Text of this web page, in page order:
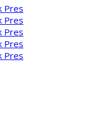
Pres
Pres
Pres
Pres
Pres